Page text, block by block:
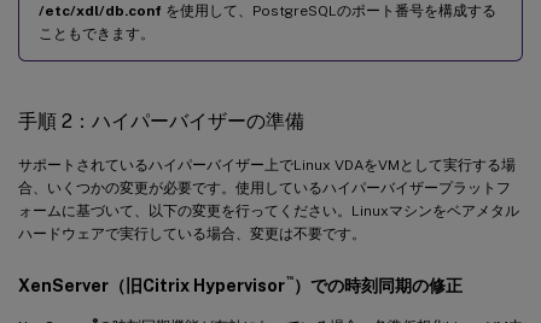
## default
## PostgreSQL service name
-
  specify the service name
of PostgreSQL for Linux VDA
### default is "postgresql"
/etc/xdl/db.conf を使用して、PostgreSQLのポート番号を構成する
こともできます。
手順 2：ハイパーバイザーの準備
サポートされているハイパーバイザー上でLinux VDAをVMとして実行する場
合、いくつかの変更が必要です。使用しているハイパーバイザープラットフ
ォームに基づいて、以下の変更を行ってください。Linuxマシンをベアメタル
ハードウェアで実行している場合、変更は不要です。
XenServer（旧Citrix Hypervisor™ ）での時刻同期の修正